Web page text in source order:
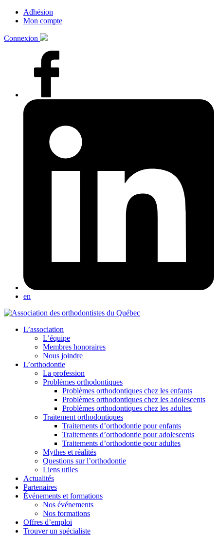
Adhésion
Mon compte
Connexion
en
L’association
L’équipe
Membres honoraires
Nous joindre
L’orthodontie
La profession
Problèmes orthodontiques
Problèmes orthodontiques chez les enfants
Problèmes orthodontiques chez les adolescents
Problèmes orthodontiques chez les adultes
Traitement orthodontiques
Traitements d’orthodontie pour enfants
Traitements d’orthodontie pour adolescents
Traitements d’orthodontie pour adultes
Mythes et réalités
Questions sur l’orthodontie
Liens utiles
Actualités
Partenaires
Événements et formations
Nos événements
Nos formations
Offres d’emploi
Trouver un spécialiste